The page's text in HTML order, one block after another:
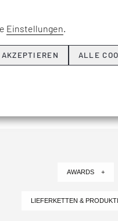
AWARDS +
LIEFERKETTEN &
Einstellungen.
ALLE